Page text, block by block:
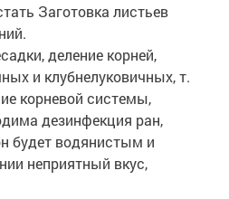
Заготовка листьев
деление корней,
и клубнелуковичных, т.
корневой системы,
дезинфекция ран,
будет водянистым и
неприятный вкус,